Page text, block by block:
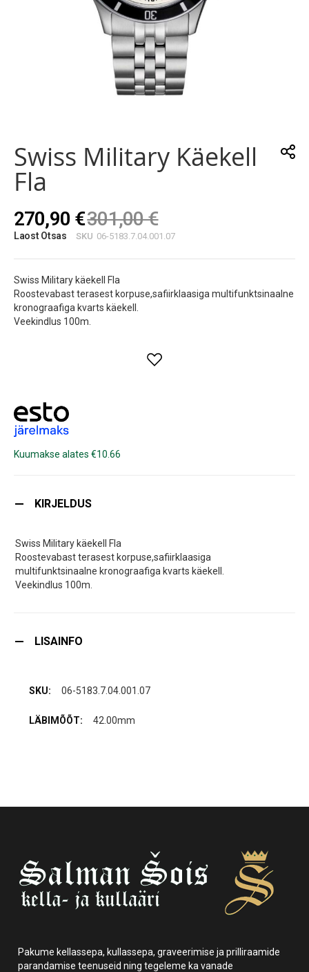
beginning
of
the
images
Swiss Military Käekell
Fla
270,90 €301,00 €
Laost Otsas SKU 06-5183.7.04.001.07
Swiss Military käekell Fla
Roostevabast terasest korpuse,safiirklaasiga multifunktsinaalne
kronograafiga kvarts käekell.
Veekindlus 100m.
Kuumakse alates €10.66
KIRJELDUS
Swiss Military käekell Fla
Roostevabast terasest korpuse,safiirklaasiga
multifunktsinaalne kronograafiga kvarts käekell.
Veekindlus 100m.
LISAINFO
06-5183.7.04.001.07
42.00mm
Pakume kellassepa, kullassepa, graveerimise ja prilliraamide
parandamise teenuseid ning tegeleme ka vanade